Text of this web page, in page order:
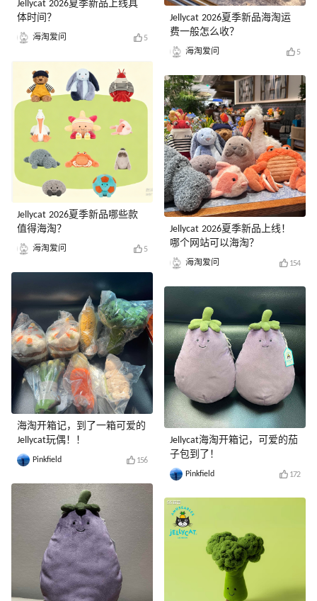
Jellycat 2026夏季新品上线具
体时间？
海淘爱问 5
Jellycat 2026夏季新品哪些款
值得海淘？
海淘爱问 5
海淘开箱记，到了一箱可爱的
Jellycat玩偶！！
Pinkfield 156
Jellycat 2026夏季新品海淘运
费一般怎么收？
海淘爱问 5
Jellycat 2026夏季新品上线！
哪个网站可以海淘？
海淘爱问 154
Jellycat海淘开箱记，可爱的茄
子包到了！
Pinkfield 172